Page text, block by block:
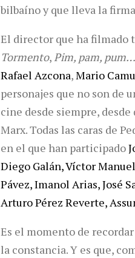
bilbaíno y que lleva la
El director que ha filmado
Tormento,Pim, pam,
Rafael Azcona,Mario
personajes que no son de
cine desde siempre,
Marx. Todas las caras de
en el que han participado
Diego Galán, Víctor
Pávez, Imanol Arias, José
Arturo Pérez Reverte,
Es el momento de
la constancia. Y es que,